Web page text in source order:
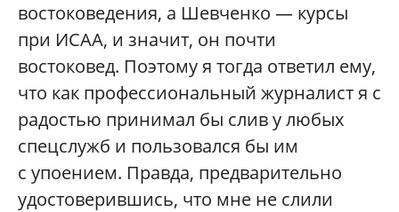
востоковедения, а Шевченко — курсы
при ИСАА, и значит, он почти
востоковед. Поэтому я тогда ответил ему,
что как профессиональный журналист я с
радостью принимал бы слив у любых
спецслужб и пользовался бы им
с упоением. Правда, предварительно
удостоверившись, что мне не слили